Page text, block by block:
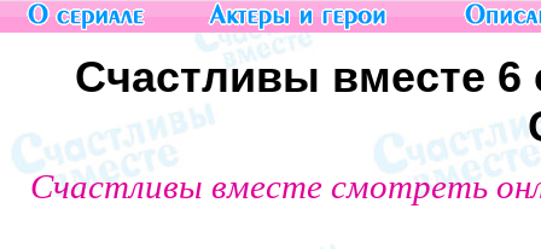
Счастливы вместе 6
Счастливы вместе смотреть